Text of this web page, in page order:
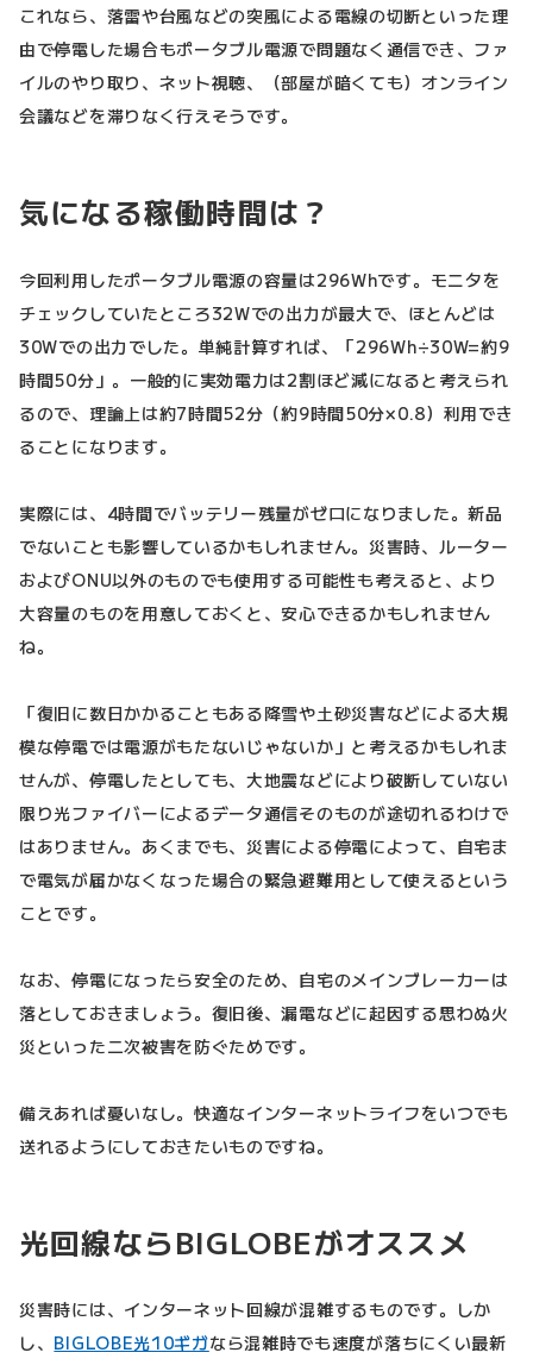
これなら、落雷や台風などの突風による電線の切断といった理
由で停電した場合もポータブル電源で問題なく通信でき、ファ
イルのやり取り、ネット視聴、（部屋が暗くても）オンライン
会議などを滞りなく行えそうです。
気になる稼働時間は？
今回利用したポータブル電源の容量は296Whです。モニタを
チェックしていたところ32Wでの出力が最大で、ほとんどは
30Wでの出力でした。単純計算すれば、「296Wh÷30W=約9
時間50分」。一般的に実効電力は2割ほど減になると考えられ
るので、理論上は約7時間52分（約9時間50分×0.8）利用でき
ることになります。
実際には、4時間でバッテリー残量がゼロになりました。新品
でないことも影響しているかもしれません。災害時、ルーター
およびONU以外のものでも使用する可能性も考えると、より
大容量のものを用意しておくと、安心できるかもしれません
ね。
「復旧に数日かかることもある降雪や土砂災害などによる大規
模な停電では電源がもたないじゃないか」と考えるかもしれま
せんが、停電したとしても、大地震などにより破断していない
限り光ファイバーによるデータ通信そのものが途切れるわけで
はありません。あくまでも、災害による停電によって、自宅ま
で電気が届かなくなった場合の緊急避難用として使えるという
ことです。
なお、停電になったら安全のため、自宅のメインブレーカーは
落としておきましょう。復旧後、漏電などに起因する思わぬ火
災といった二次被害を防ぐためです。
備えあれば憂いなし。快適なインターネットライフをいつでも
送れるようにしておきたいものですね。
光回線ならBIGLOBEがオススメ
災害時には、インターネット回線が混雑するものです。しか
し、 BIGLOBE光10ギガなら混雑時でも速度が落ちにくい最新